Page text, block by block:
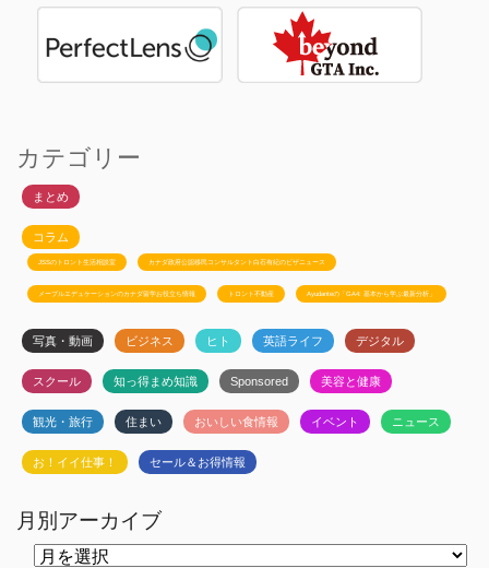
カテゴリー
まとめ
コラム
JSSのトロント生活相談室 カナダ政府公認移民コンサルタント白石有紀のビザニュース
メープルエデュケーションのカナダ留学お役立ち情報 トロント不動産 Ayudanteの「GA4: 基本から学ぶ最新分析」
写真・動画 ビジネス ヒト 英語ライフ デジタル
スクール 知っ得まめ知識 Sponsored 美容と健康
観光・旅行 住まい おいしい食情報 イベント ニュース
お！イイ仕事！ セール＆お得情報
月別アーカイブ